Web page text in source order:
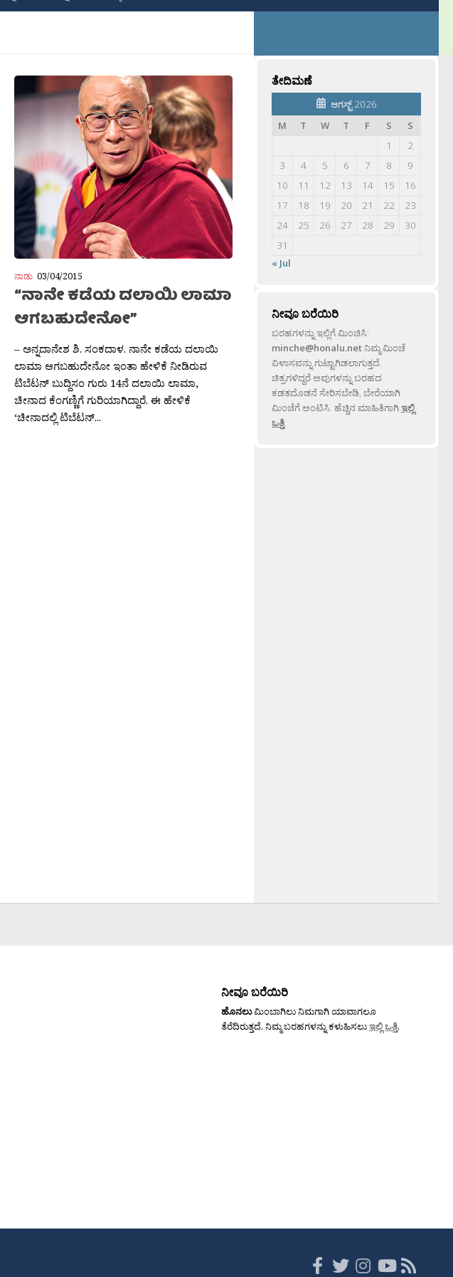
ನಾಡು 03/04/2015
“ನಾನೇ ಕಡೆಯ ದಲಾಯಿ ಲಾಮಾ
ಆಗಬಹುದೇನೋ”
– ಅನ್ನದಾನೇಶ ಶಿ. ಸಂಕದಾಳ. ನಾನೇ ಕಡೆಯ ದಲಾಯಿ
ಲಾಮಾ ಆಗಬಹುದೇನೋ ಇಂತಾ ಹೇಳಿಕೆ ನೀಡಿರುವ
ಟಿಬೆಟನ್ ಬುದ್ದಿಸಂ ಗುರು 14ನೆ ದಲಾಯಿ ಲಾಮಾ,
ಚೀನಾದ ಕೆಂಗಣ್ಣಿಗೆ ಗುರಿಯಾಗಿದ್ದಾರೆ. ಈ ಹೇಳಿಕೆ
‘ಚೀನಾದಲ್ಲಿ ಟಿಬೆಟನ್...
ತೇದಿಮಣೆ
ಆಗಸ್ಟ್ 2026
M
T W T F S
S
1
2
3
4 5 6 7 8
9
10
11 12 13 14 15
16
17
18 19 20 21 22
23
24
25 26 27 28 29
30
31
« Jul
ನೀವೂ ಬರೆಯಿರಿ
ಬರಹಗಳನ್ನು ಇಲ್ಲಿಗೆ ಮಿಂಚಿಸಿ:
minche@honalu.netನಿಮ್ಮ ಮಿಂಚೆ
ವಿಳಾಸವನ್ನು ಗುಟ್ಟಾಗಿಡಲಾಗುತ್ತದೆ.
ಚಿತ್ರಗಳಿದ್ದರೆ ಅವುಗಳನ್ನು ಬರಹದ
ಕಡತದೊಡನೆ ಸೇರಿಸಬೇಡಿ, ಬೇರೆಯಾಗಿ
ಮಿಂಚೆಗೆ ಅಂಟಿಸಿ. ಹೆಚ್ಚಿನ ಮಾಹಿತಿಗಾಗಿಇಲ್ಲಿ
ಒತ್ತಿ.
ನೀವೂ ಬರೆಯಿರಿ
ಹೊನಲುಮಿಂಬಾಗಿಲು ನಿಮಗಾಗಿ ಯಾವಾಗಲೂ
ತೆರೆದಿರುತ್ತದೆ. ನಿಮ್ಮ ಬರಹಗಳನ್ನು ಕಳುಹಿಸಲುಇಲ್ಲಿ ಒತ್ತಿ.